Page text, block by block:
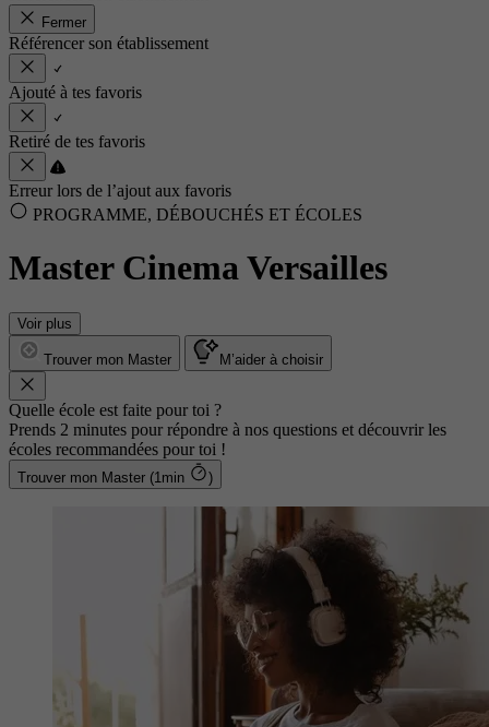
Fermer
Référencer son établissement
Ajouté à tes favoris
Retiré de tes favoris
Erreur lors de l’ajout aux favoris
PROGRAMME, DÉBOUCHÉS ET ÉCOLES
Master Cinema Versailles
Voir plus
Trouver mon Master M’aider à choisir
Quelle école est faite pour toi ?
Prends 2 minutes pour répondre à nos questions et découvrir les
écoles recommandées pour toi !
Trouver mon Master (1min )